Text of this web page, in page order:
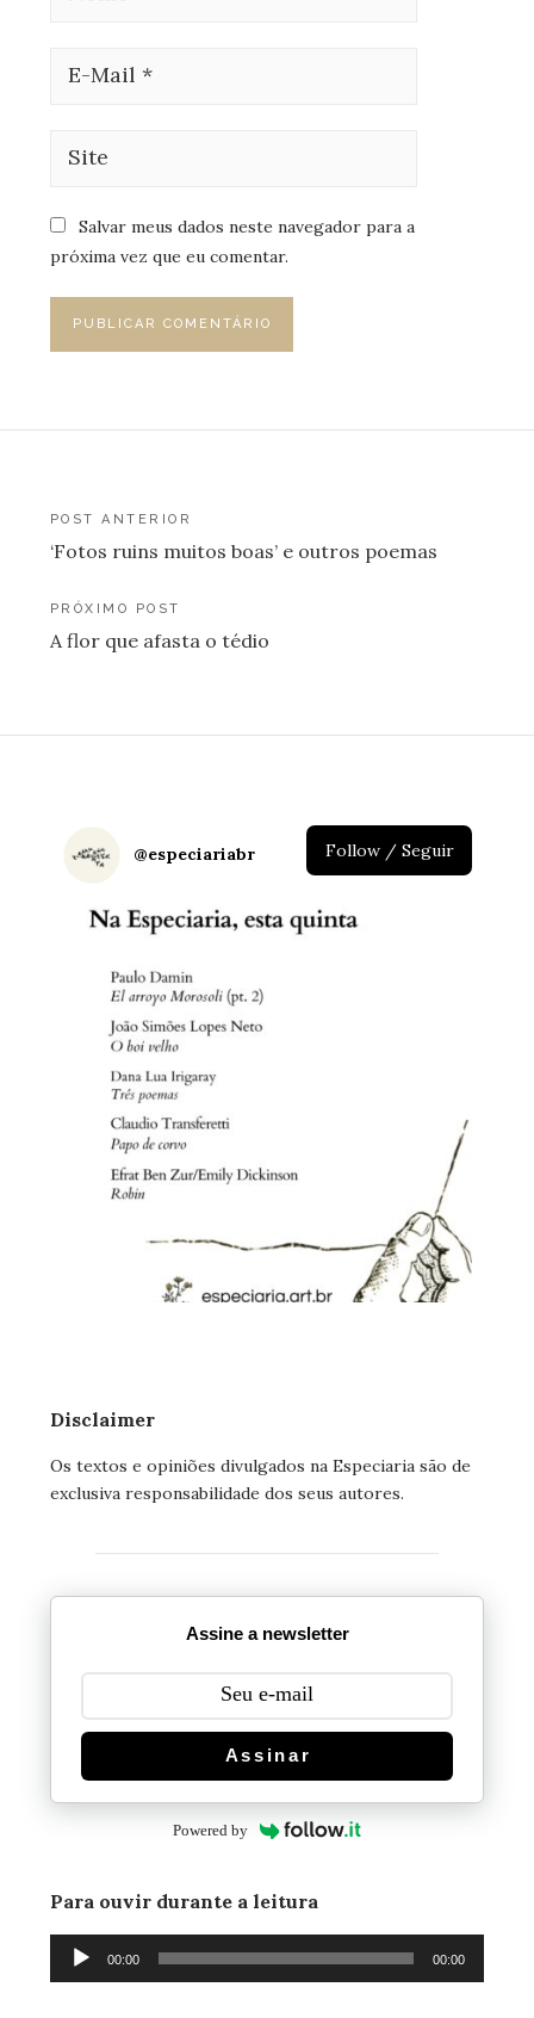
Salvar meus dados neste navegador para a
próxima vez que eu comentar.
Navegação
de
Post
POST ANTERIOR
‘Fotos ruins muitos boas’ e outros poemas
PRÓXIMO POST
A flor que afasta o tédio
@especiariabr Follow / Seguir
Disclaimer
Os textos e opiniões divulgados na Especiaria são de
exclusiva responsabilidade dos seus autores.
Assine a newsletter
Assinar
Powered by
Para ouvir durante a leitura
Tocador
00:00 00:00